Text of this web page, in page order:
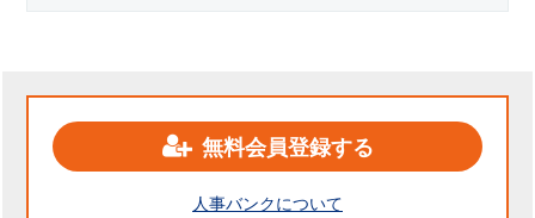
無料会員登録する
人事バンクについて